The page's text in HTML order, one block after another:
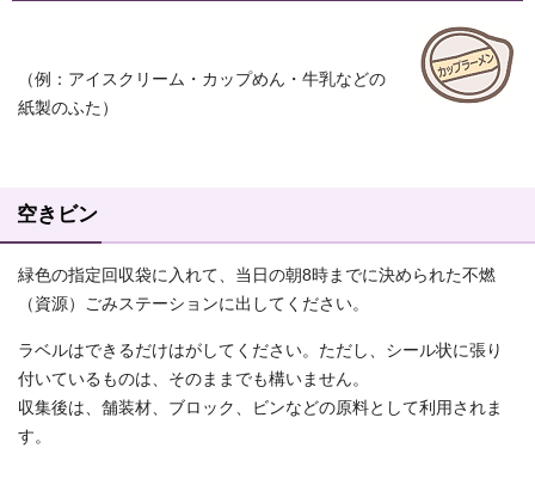
（例：アイスクリーム・カップめん・牛乳などの
紙製のふた）
空きビン
緑色の指定回収袋に入れて、当日の朝8時までに決められた不燃
（資源）ごみステーションに出してください。
ラベルはできるだけはがしてください。ただし、シール状に張り
付いているものは、そのままでも構いません。
収集後は、舗装材、ブロック、ビンなどの原料として利用されま
す。